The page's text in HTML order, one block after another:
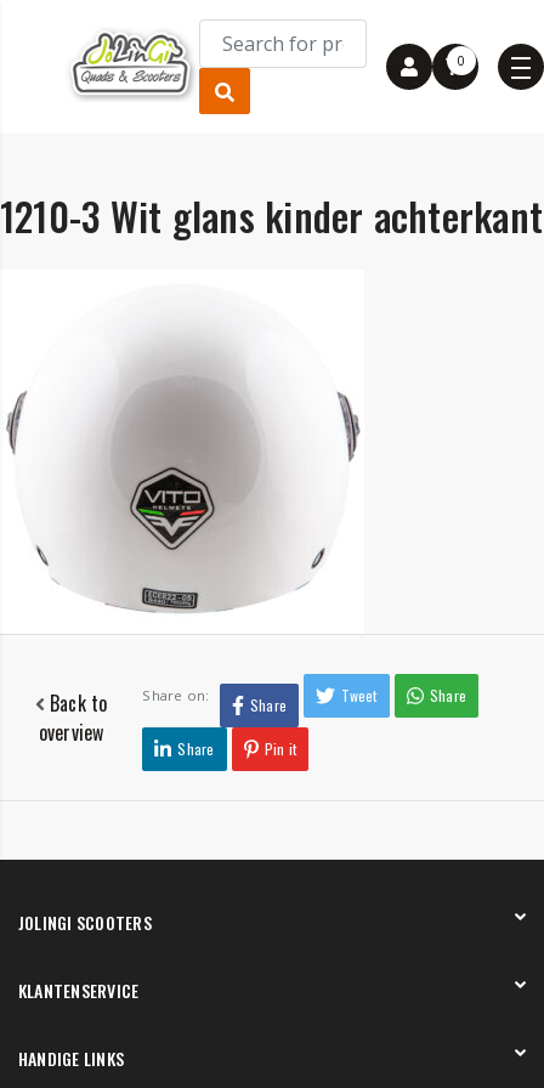
0
1210-3 Wit glans kinder achterkant
Back to
overview
Share on: Share Tweet Share
Share Pin it
JOLINGI SCOOTERS
Onze showroom
KLANTENSERVICE
Verzending en bezorging
HANDIGE LINKS